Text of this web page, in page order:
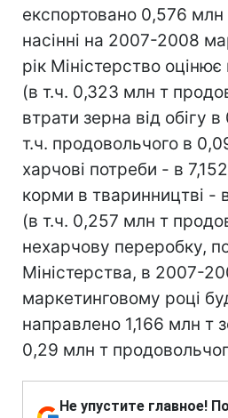
експортовано 0,576 млн
насінні на 2007-2008
рік Міністерство
(в т.ч. 0,323 млн т
втрати зерна від обігу
т.ч. продовольчого в
харчові потреби - в
корми в тваринництві -
(в т.ч. 0,257 млн т
нехарчову переробку,
Міністерства, в 2007-
маркетинговому році
направлено 1,166 млн т
0,29 млн т
Не упустите главное!